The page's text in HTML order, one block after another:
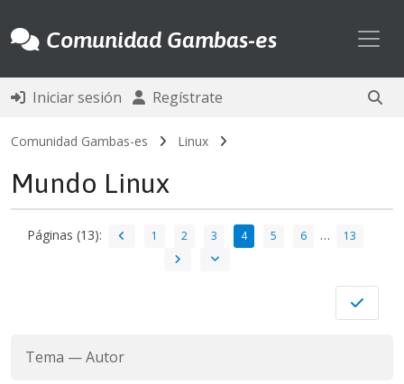
Comunidad Gambas-es
Iniciar sesión Regístrate
Comunidad Gambas-es Linux
Mundo Linux
Páginas (13): 1 2 3 4 5 6 … 13
Tema —Autor